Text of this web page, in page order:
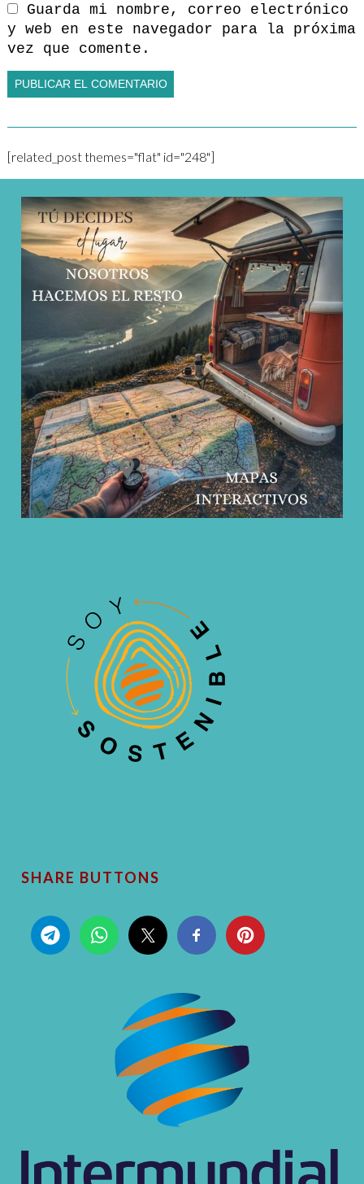
Guarda mi nombre, correo electrónico
y web en este navegador para la próxima
vez que comente.
[related_post themes="flat" id="248"]
SHARE BUTTONS